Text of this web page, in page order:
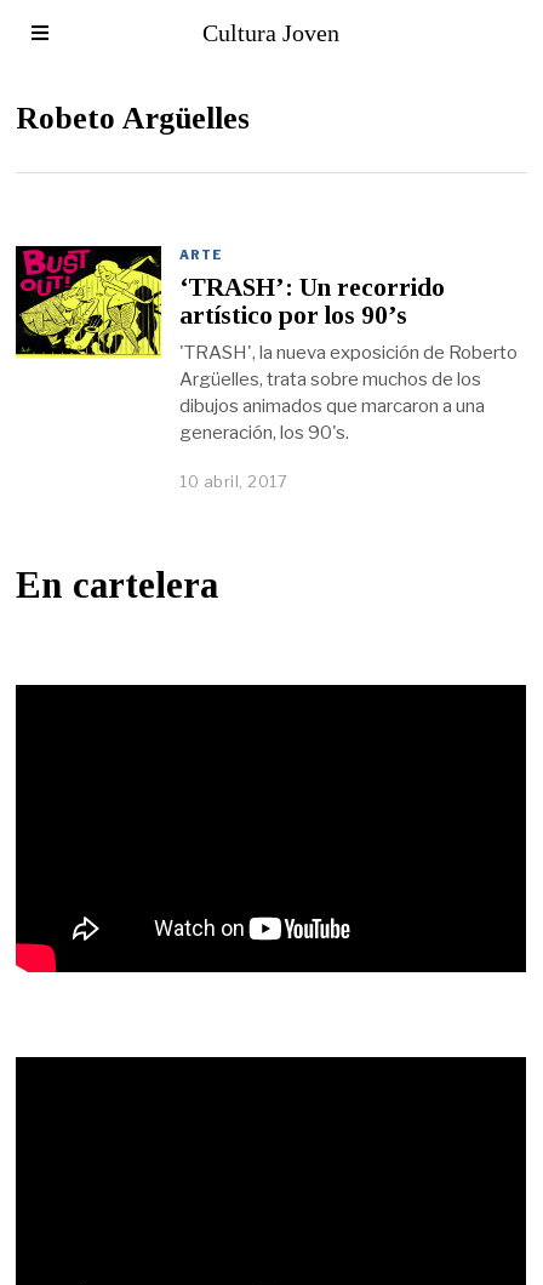
Cultura Joven
Robeto Argüelles
ARTE
‘TRASH’: Un recorrido
artístico por los 90’s
'TRASH', la nueva exposición de Roberto
Argüelles, trata sobre muchos de los
dibujos animados que marcaron a una
generación, los 90's.
10 abril, 2017
En cartelera